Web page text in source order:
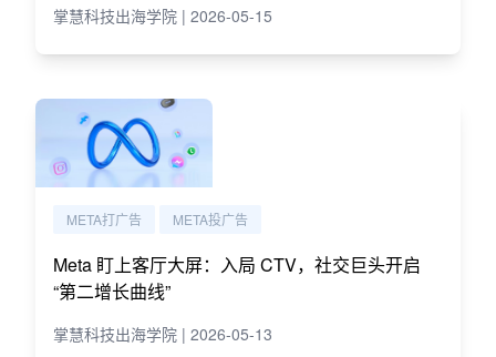
掌慧科技出海学院 | 2026-05-15
META打广告 META投广告
Meta 盯上客厅大屏：入局 CTV，社交巨头开启
“第二增长曲线”
掌慧科技出海学院 | 2026-05-13